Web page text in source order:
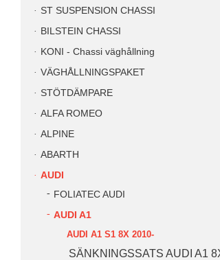
ST SUSPENSION CHASSI
BILSTEIN CHASSI
KONI - Chassi väghållning
VÄGHÅLLNINGSPAKET
STÖTDÄMPARE
ALFA ROMEO
ALPINE
ABARTH
AUDI
FOLIATEC AUDI
AUDI A1
AUDI A1 S1 8X 2010-
SÄNKNINGSSATS AUDI A1